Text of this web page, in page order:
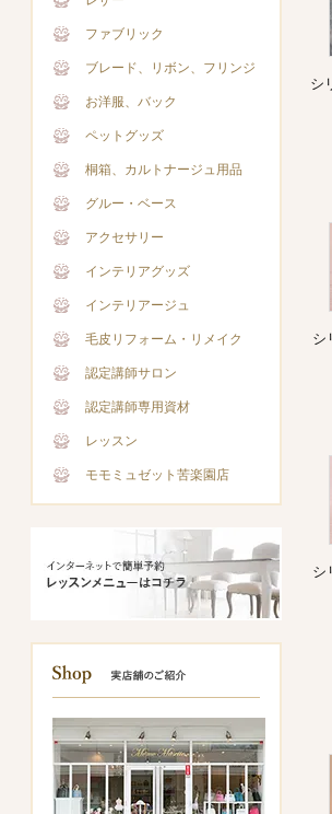
ファブリック
ブレード、リボン、フリンジ
お洋服、バック
ペットグッズ
桐箱、カルトナージュ用品
グルー・ベース
アクセサリー
インテリアグッズ
インテリアージュ
毛皮リフォーム・リメイク
認定講師サロン
認定講師専用資材
レッスン
モモミュゼット苦楽園店
シ
シ
シ